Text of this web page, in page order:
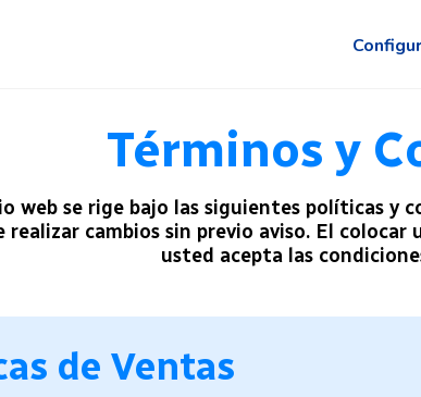
Términos y
web se rige bajo las siguientes políticas y
realizar cambios sin previo aviso. El
usted acepta las
de Ventas